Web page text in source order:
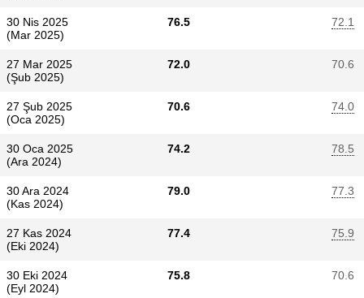
30 Nis 2025
(Mar 2025)
76.5 72.1
27 Mar 2025
(Şub 2025)
72.0 70.6
27 Şub 2025
(Oca 2025)
70.6 74.0
30 Oca 2025
(Ara 2024)
74.2 78.5
30 Ara 2024
(Kas 2024)
79.0 77.3
27 Kas 2024
(Eki 2024)
77.4 75.9
30 Eki 2024
(Eyl 2024)
75.8 70.6